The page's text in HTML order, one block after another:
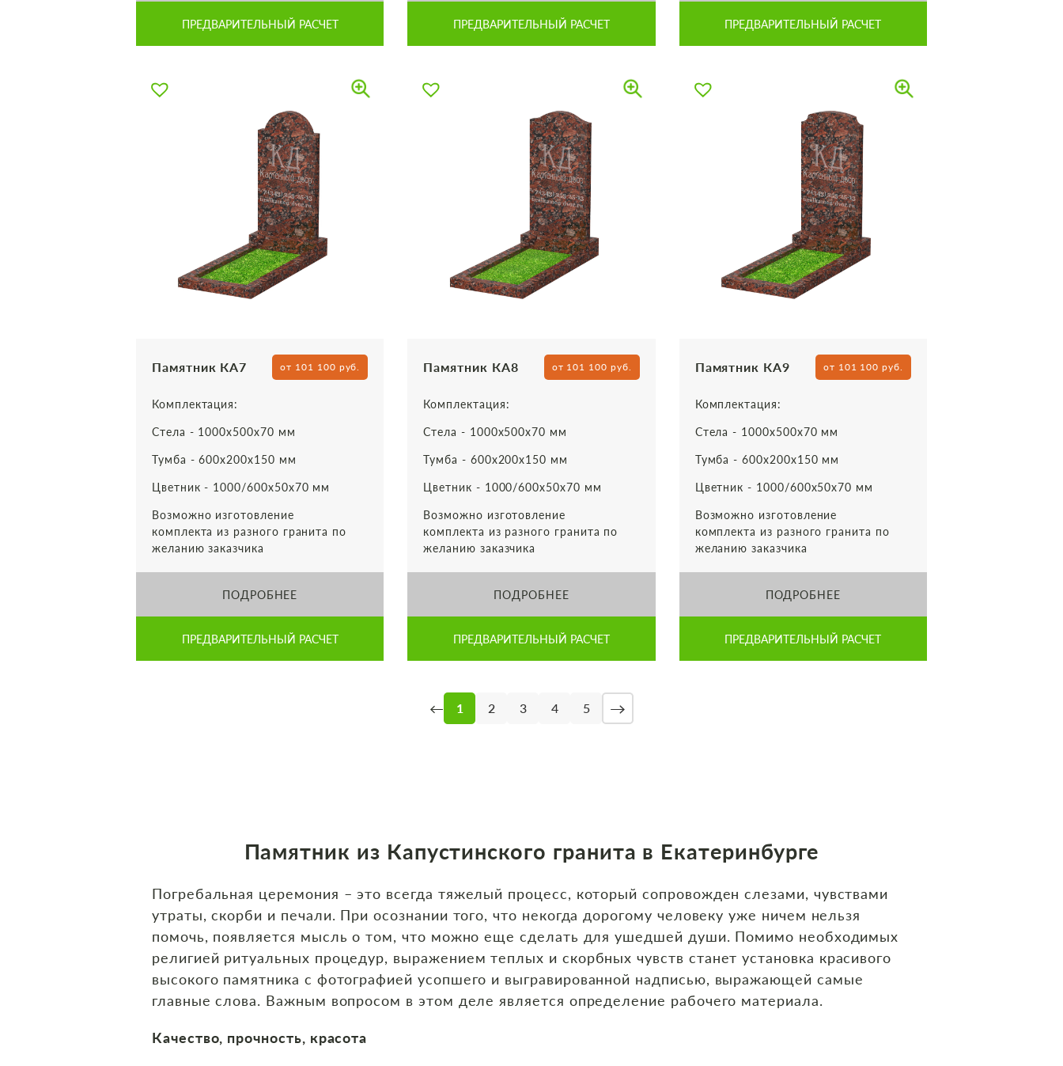
ПРЕДВАРИТЕЛЬНЫЙ РАСЧЕТ ПРЕДВАРИТЕЛЬНЫЙ РАСЧЕТ ПРЕДВАРИТЕЛЬНЫЙ РАСЧЕТ
Памятник КА7 от 101 100 руб.
Комплектация:
Стела - 1000х500х70 мм
Тумба - 600х200х150 мм
Цветник - 1000/600х50х70 мм
Возможно изготовление
комплекта из разного гранита по
желанию заказчика
ПОДРОБНЕЕ
ПРЕДВАРИТЕЛЬНЫЙ РАСЧЕТ
Памятник КА8 от 101 100 руб.
Комплектация:
Стела - 1000х500х70 мм
Тумба - 600х200х150 мм
Цветник - 1000/600х50х70 мм
Возможно изготовление
комплекта из разного гранита по
желанию заказчика
ПОДРОБНЕЕ
ПРЕДВАРИТЕЛЬНЫЙ РАСЧЕТ
Памятник КА9 от 101 100 руб.
Комплектация:
Стела - 1000х500х70 мм
Тумба - 600х200х150 мм
Цветник - 1000/600х50х70 мм
Возможно изготовление
комплекта из разного гранита по
желанию заказчика
ПОДРОБНЕЕ
ПРЕДВАРИТЕЛЬНЫЙ РАСЧЕТ
← 1 2 3 4 5 →
Памятник из Капустинского гранита в Екатеринбурге
Погребальная церемония – это всегда тяжелый процесс, который сопровожден слезами, чувствами
утраты, скорби и печали. При осознании того, что некогда дорогому человеку уже ничем нельзя
помочь, появляется мысль о том, что можно еще сделать для ушедшей души. Помимо необходимых
религией ритуальных процедур, выражением теплых и скорбных чувств станет установка красивого
высокого памятника с фотографией усопшего и выгравированной надписью, выражающей самые
главные слова. Важным вопросом в этом деле является определение рабочего материала.
Качество, прочность, красота